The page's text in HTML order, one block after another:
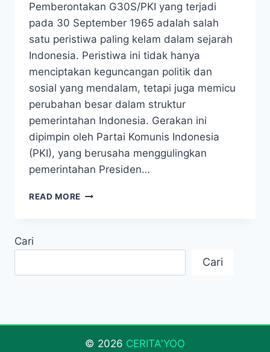
Pemberontakan G30S/PKI yang terjadi
pada 30 September 1965 adalah salah
satu peristiwa paling kelam dalam sejarah
Indonesia. Peristiwa ini tidak hanya
menciptakan keguncangan politik dan
sosial yang mendalam, tetapi juga memicu
perubahan besar dalam struktur
pemerintahan Indonesia. Gerakan ini
dipimpin oleh Partai Komunis Indonesia
(PKI), yang berusaha menggulingkan
pemerintahan Presiden…
READ MORE PEMBERONTAKAN
Cari
Cari
© 2026 CERITA'YOO